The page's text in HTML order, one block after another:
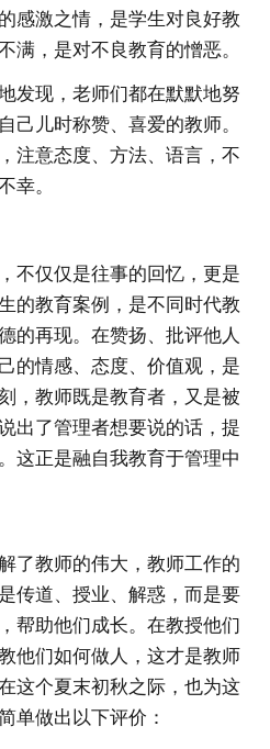
感激之情，是学生对良好教
满，是对不良教育的憎恶。
发现，老师们都在默默地努
己儿时称赞、喜爱的教师。
注意态度、方法、语言，不
幸。
不仅仅是往事的回忆，更是
的教育案例，是不同时代教
的再现。在赞扬、批评他人
的情感、态度、价值观，是
，教师既是教育者，又是被
出了管理者想要说的话，提
这正是融自我教育于管理中
了教师的伟大，教师工作的
传道、授业、解惑，而是要
帮助他们成长。在教授他们
他们如何做人，这才是教师
这个夏末初秋之际，也为这
单做出以下评价：